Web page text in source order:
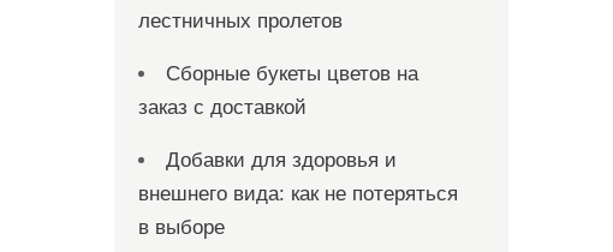
лестничных пролетов
Сборные букеты цветов на
заказ с доставкой
Добавки для здоровья и
внешнего вида: как не потеряться
в выборе